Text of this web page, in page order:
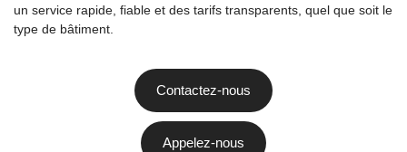
un service rapide, fiable et des tarifs transparents, quel que soit le
type de bâtiment.
Contactez-nous
Appelez-nous